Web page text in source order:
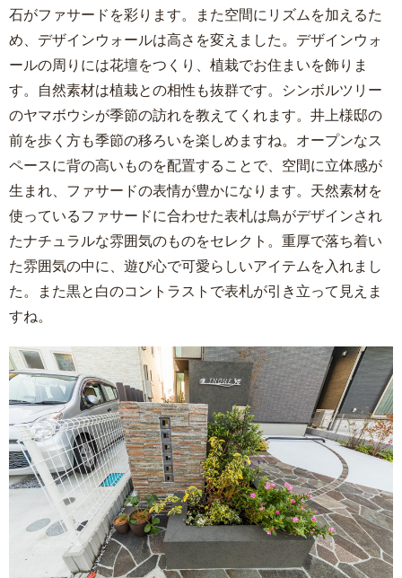
石がファサードを彩ります。また空間にリズムを加えるた
め、デザインウォールは高さを変えました。デザインウォ
ールの周りには花壇をつくり、植栽でお住まいを飾りま
す。自然素材は植栽との相性も抜群です。シンボルツリー
のヤマボウシが季節の訪れを教えてくれます。井上様邸の
前を歩く方も季節の移ろいを楽しめますね。オープンなス
ペースに背の高いものを配置することで、空間に立体感が
生まれ、ファサードの表情が豊かになります。天然素材を
使っているファサードに合わせた表札は鳥がデザインされ
たナチュラルな雰囲気のものをセレクト。重厚で落ち着い
た雰囲気の中に、遊び心で可愛らしいアイテムを入れまし
た。また黒と白のコントラストで表札が引き立って見えま
すね。